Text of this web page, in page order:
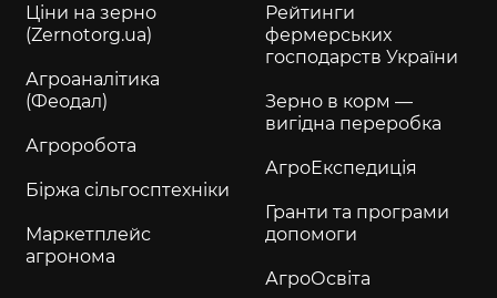
Ціни на зерно
(Zernotorg.ua)
Агроаналітика
(Феодал)
Агроробота
Біржа сільгосптехніки
Маркетплейс
агронома
Рейтинги
фермерських
господарств України
Зерно в корм —
вигідна переробка
АгроЕкспедиція
Гранти та програми
допомоги
АгроОсвіта